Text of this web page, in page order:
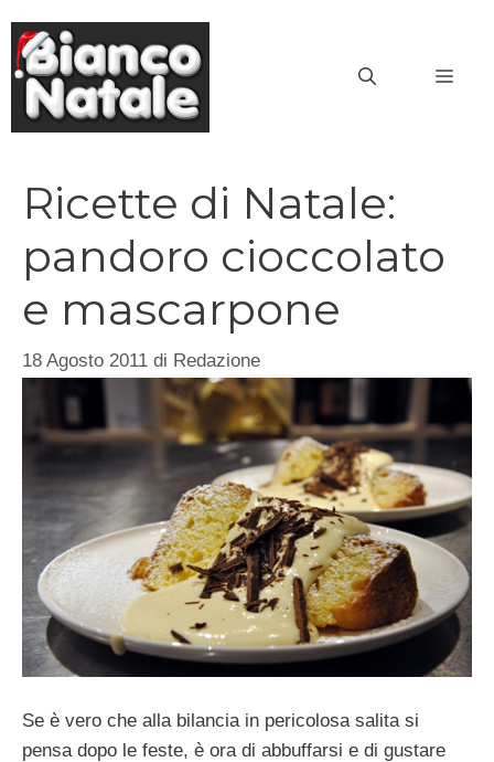
contenuto
Ricette di Natale:
pandoro cioccolato
e mascarpone
18 Agosto 2011 di Redazione
Se è vero che alla bilancia in pericolosa salita si
pensa dopo le feste, è ora di abbuffarsi e di gustare